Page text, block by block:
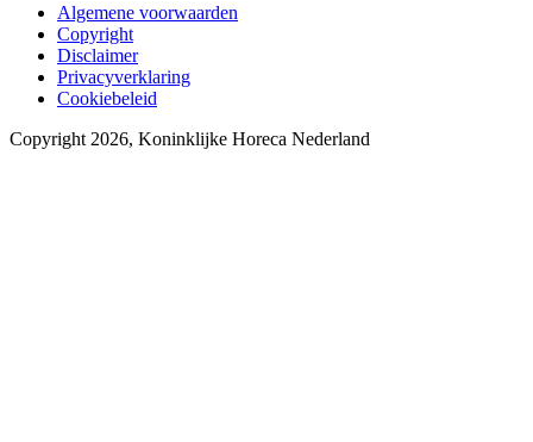
Algemene voorwaarden
Copyright
Disclaimer
Privacyverklaring
Cookiebeleid
Copyright 2026, Koninklijke Horeca Nederland